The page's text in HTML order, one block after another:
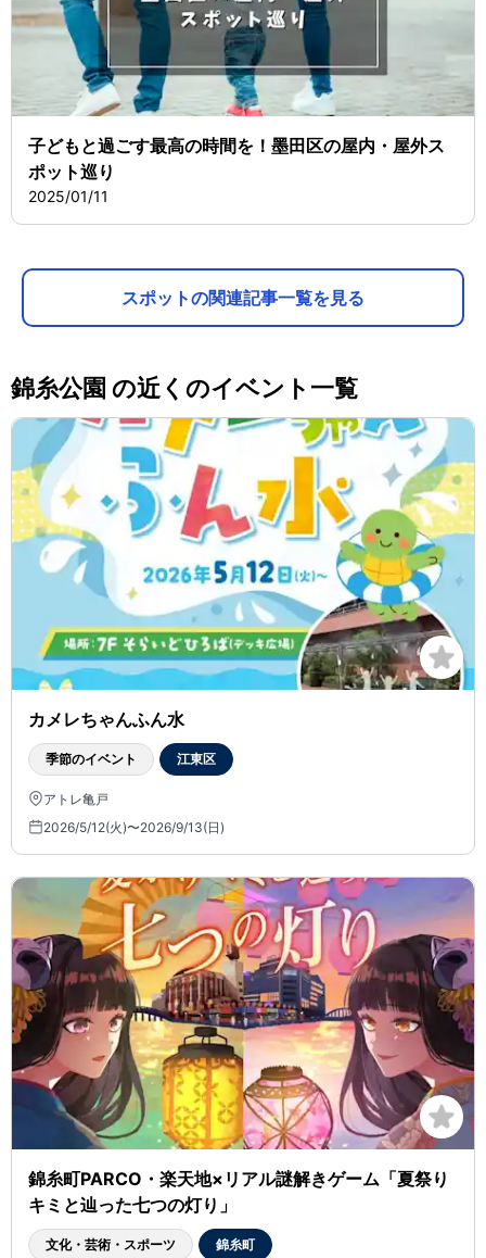
子どもと過ごす最高の時間を！墨田区の屋内・屋外ス
ポット巡り
2025/01/11
スポットの関連記事一覧を見る
錦糸公園 の近くのイベント一覧
カメレちゃんふん水
季節のイベント 江東区
アトレ亀戸
2026/5/12(火)〜2026/9/13(日)
錦糸町PARCO・楽天地×リアル謎解きゲーム「夏祭り
キミと辿った七つの灯り」
文化・芸術・スポーツ 錦糸町